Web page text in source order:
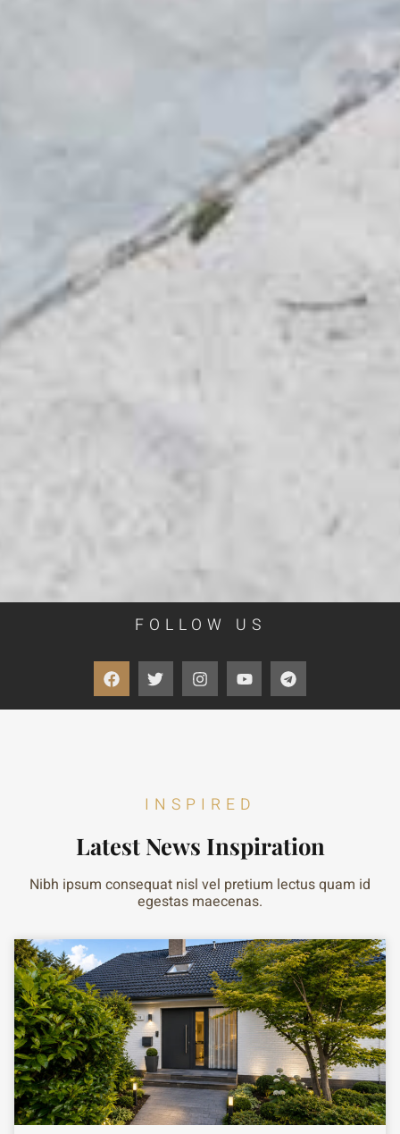
FOLLOW US
INSPIRED
Latest News Inspiration
Nibh ipsum consequat nisl vel pretium lectus quam id
egestas maecenas.